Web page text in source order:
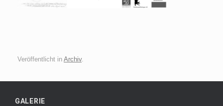
Veröffentlicht in Archiv.
GALERIE